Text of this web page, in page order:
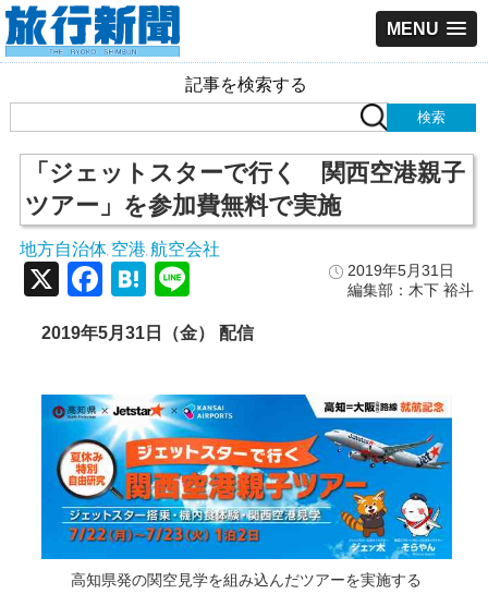
MENU
記事を検索する
「ジェットスターで行く 関西空港親子
ツアー」を参加費無料で実施
地方自治体, 空港 航空会社
2019年5月31日
編集部：木下 裕斗
X Facebook
Hatena
2019年5月31日（金） 配信
高知県発の関空見学を組み込んだツアーを実施する